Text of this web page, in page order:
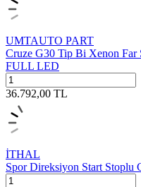
UMTAUTO PART
Cruze G30 Tip Bi Xenon
FULL LED
36.792,00 TL
İTHAL
Spor Direksiyon Start Stoplu